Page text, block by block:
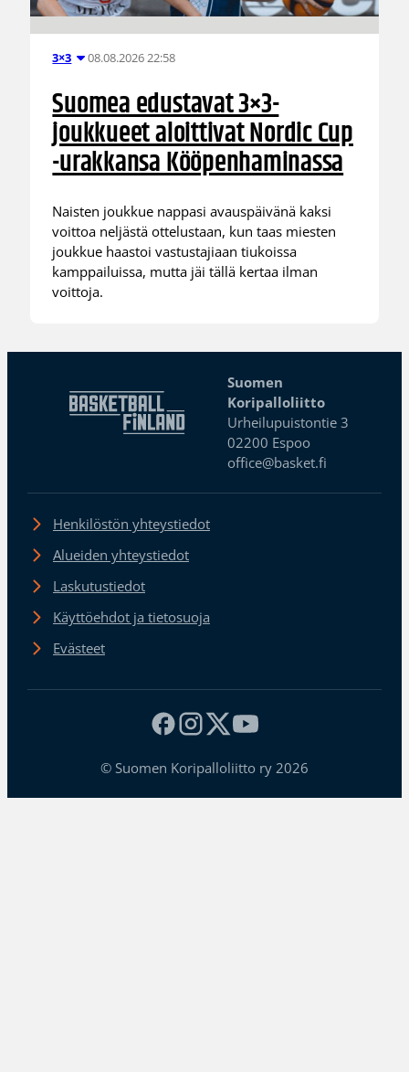
3×3 08.08.2026 22:58
Suomea edustavat 3×3-
joukkueet aloittivat Nordic Cup
-urakkansa Kööpenhaminassa
Naisten joukkue nappasi avauspäivänä kaksi
voittoa neljästä ottelustaan, kun taas miesten
joukkue haastoi vastustajiaan tiukoissa
kamppailuissa, mutta jäi tällä kertaa ilman
voittoja.
Suomen
Koripalloliitto
Urheilupuistontie 3
02200 Espoo
office@basket.fi
Henkilöstön yhteystiedot
Alueiden yhteystiedot
Laskutustiedot
Käyttöehdot ja tietosuoja
Evästeet
© Suomen Koripalloliitto ry 2026